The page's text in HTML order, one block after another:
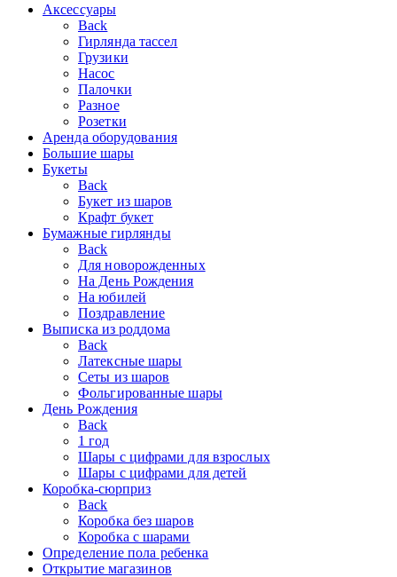
Аксессуары
Back
Гирлянда тассел
Грузики
Насос
Палочки
Разное
Розетки
Аренда оборудования
Большие шары
Букеты
Back
Букет из шаров
Крафт букет
Бумажные гирлянды
Back
Для новорожденных
На День Рождения
На юбилей
Поздравление
Выписка из роддома
Back
Латексные шары
Сеты из шаров
Фольгированные шары
День Рождения
Back
1 год
Шары с цифрами для взрослых
Шары с цифрами для детей
Коробка-сюрприз
Back
Коробка без шаров
Коробка с шарами
Определение пола ребенка
Открытие магазинов